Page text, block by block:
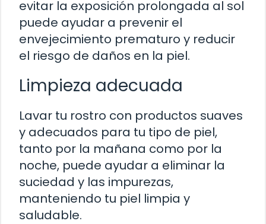
evitar la exposición prolongada al sol
puede ayudar a prevenir el
envejecimiento prematuro y reducir
el riesgo de daños en la piel.
Limpieza adecuada
Lavar tu rostro con productos suaves
y adecuados para tu tipo de piel,
tanto por la mañana como por la
noche, puede ayudar a eliminar la
suciedad y las impurezas,
manteniendo tu piel limpia y
saludable.